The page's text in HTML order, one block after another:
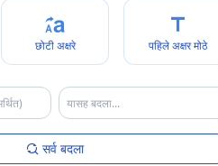
छोटी अक्षरे पहिले अक्षर मोठे
सर्व बदला